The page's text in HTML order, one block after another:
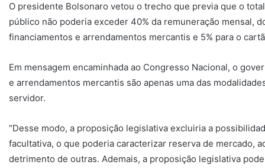
O presidente Bolsonaro vetou o trecho que previa que o
público não poderia exceder 40% da remuneração mensal,
financiamentos e arrendamentos mercantis e 5% para o
Em mensagem encaminhada ao Congresso Nacional, o
e arrendamentos mercantis são apenas uma das
servidor.
“Desse modo, a proposição legislativa excluiria a
facultativa, o que poderia caracterizar reserva de mercado,
detrimento de outras. Ademais, a proposição legislativa